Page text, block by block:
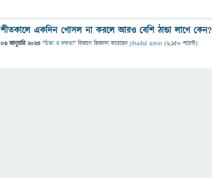
শীতকালে একদিন গোসল না করলে আরও বেশি ঠান্ডা লাগে কেন?
06 জানুয়ারি 2023 "চিন্তা ও দক্ষতা" বিভাগে জিজ্ঞাসাকরেছেনJihadul Amin (6,150 পয়েন্ট)